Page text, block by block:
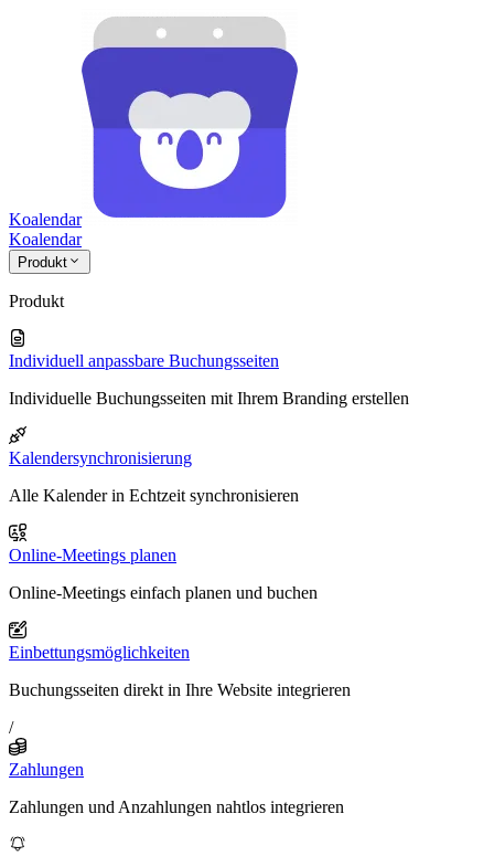
Koalendar
Koalendar
Produkt
Produkt
Individuell anpassbare Buchungsseiten
Individuelle Buchungsseiten mit Ihrem Branding erstellen
Kalendersynchronisierung
Alle Kalender in Echtzeit synchronisieren
Online-Meetings planen
Online-Meetings einfach planen und buchen
Einbettungsmöglichkeiten
Buchungsseiten direkt in Ihre Website integrieren
/
Zahlungen
Zahlungen und Anzahlungen nahtlos integrieren